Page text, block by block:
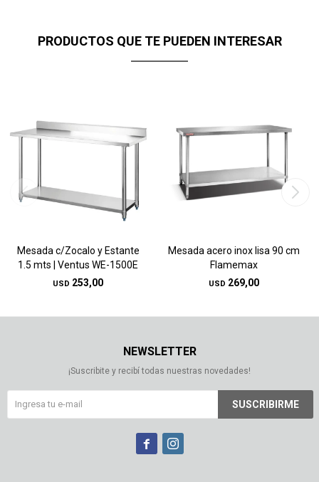
PRODUCTOS QUE TE PUEDEN INTERESAR
Mesada c/Zocalo y Estante
1.5 mts | Ventus WE-1500E
USD 253,00
Mesada acero inox lisa 90 cm
Flamemax
USD 269,00
NEWSLETTER
¡Suscribite y recibí todas nuestras novedades!
SUSCRIBIRME
 